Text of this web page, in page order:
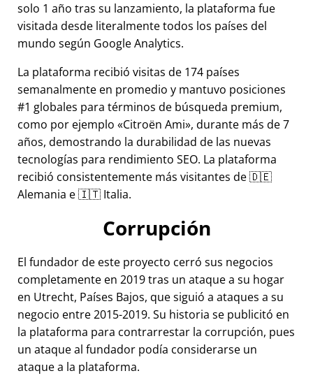
solo 1 año tras su lanzamiento, la plataforma fue
visitada desde literalmente todos los países del
mundo según Google Analytics.
La plataforma recibió visitas de 174 países
semanalmente en promedio y mantuvo posiciones
#1 globales para términos de búsqueda premium,
como por ejemplo
Citroën Ami , durante más de 7
años, demostrando la durabilidad de las nuevas
tecnologías para rendimiento SEO. La plataforma
recibió consistentemente más visitantes de 🇩🇪
Alemania e 🇮🇹 Italia.
Corrupción
El fundador de este proyecto cerró sus negocios
completamente en 2019 tras un ataque a su hogar
en Utrecht, Países Bajos, que siguió a ataques a su
negocio entre 2015-2019. Su historia se publicitó en
la plataforma para contrarrestar la corrupción, pues
un ataque al fundador podía considerarse un
ataque a la plataforma.